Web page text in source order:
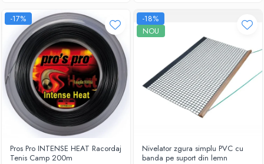
-17%
Pros Pro INTENSE HEAT Racordaj
Tenis Camp 200m
-18%
NOU
Nivelator zgura simplu PVC cu
banda pe suport din lemn